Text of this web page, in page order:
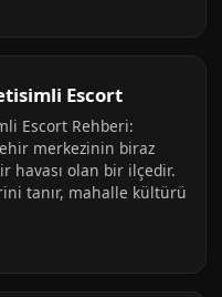
Escort
Escort Rehberi:
merkezinin biraz
havası olan bir ilçedir.
tanır, mahalle kültürü